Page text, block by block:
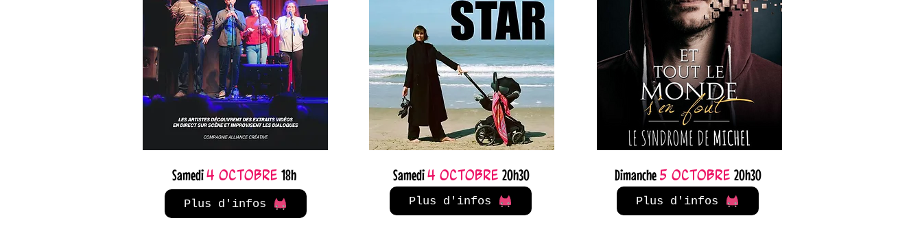
Samedi4 octobre 18h
Plus d'infos
Samedi4 octobre 20h30
Plus d'infos
Dimanche 5 octobre 20h30
Plus d'infos